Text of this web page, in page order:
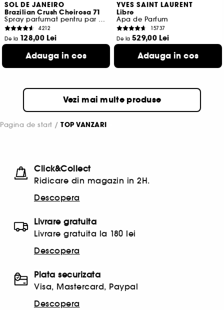
SOL DE JANEIRO
Brazilian Crush Cheirosa 71
Spray parfumat pentru par si corp
4212
De la 128,00 Lei
142,22 Lei
2 variante disponibile
Adauga in cos
YVES SAINT LAURENT
Libre
Apa de Parfum
15737
De la 529,00 Lei
1.763,33 Lei
3 variante disponibile
Adauga in cos
Vezi mai multe produse
Pagina de start TOP VANZARI
Click&Collect
Ridicare din magazin in 2H.
Descopera
Livrare gratuita
Livrare gratuita la 180 lei
Descopera
Plata securizata
Visa, Mastercard, Paypal
Descopera